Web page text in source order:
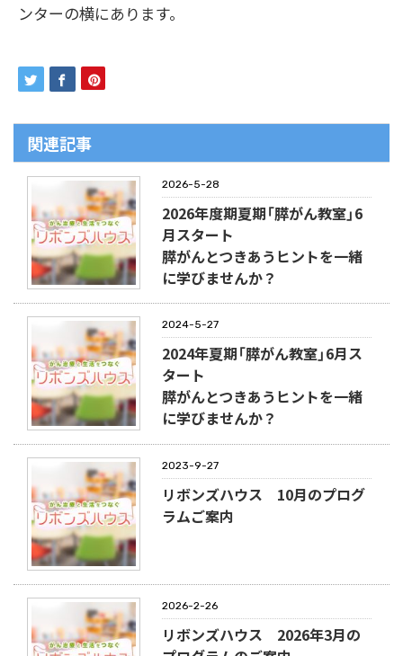
ンターの横にあります。
関連記事
2026-5-28
2026年度期夏期「膵がん教室」6
月スタート
膵がんとつきあうヒントを一緒
に学びませんか？
2024-5-27
2024年夏期「膵がん教室」6月ス
タート
膵がんとつきあうヒントを一緒
に学びませんか？
2023-9-27
リボンズハウス 10月のプログ
ラムご案内
2026-2-26
リボンズハウス 2026年3月の